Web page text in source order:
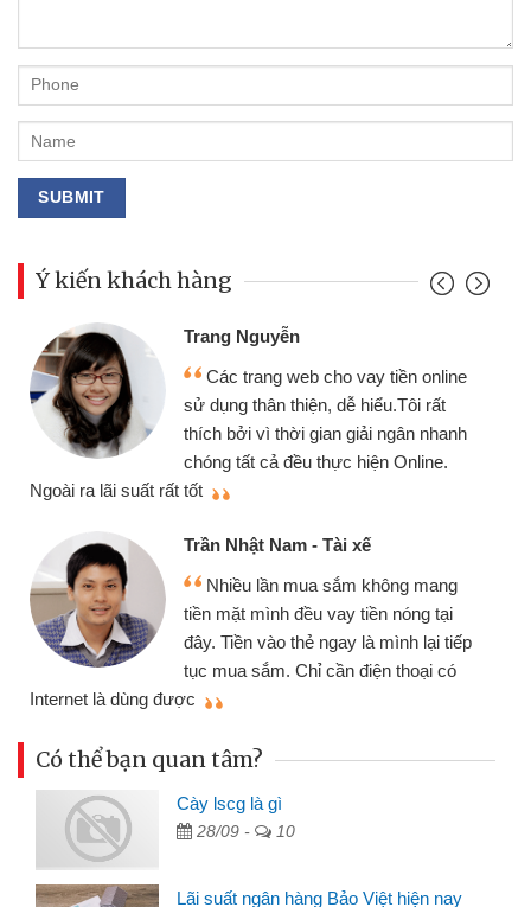
Ý kiến khách hàng
tiếp
Đoàn Hữu Cảnh
Mình cần tiền gấp nên định cầm cố
chiếc xe wave nhưng thật may đã có
gói vay tiền bằng CMND online không
cần gặp mặt nên rất tiện lợi, sẽ giới
thiệu cho bạn bè biết
Cấn Văn Lực - Tạp hóa
Tôi kinh doanh buôn bán nhỏ lẻ
nhiều lúc cần vốn nhập hàng, nhờ biết
đến website qua bạn bè giới thiệu tôi
đã giải quyết được công việc của
mình nhanh chóng
Có thể bạn quan tâm?
Cày lscg là gì
28/09 - 10
Lãi suất ngân hàng Bảo Việt hiện nay